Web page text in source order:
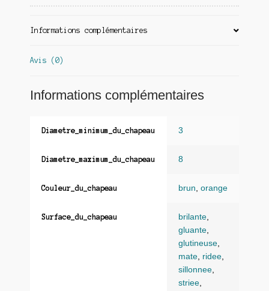
Informations complémentaires
Avis (0)
Informations complémentaires
Diametre_minimum_du_chapeau 3
Diametre_maximum_du_chapeau 8
Couleur_du_chapeau brun, orange
Surface_du_chapeau brilante,
gluante,
glutineuse,
mate, ridee,
sillonnee,
striee,